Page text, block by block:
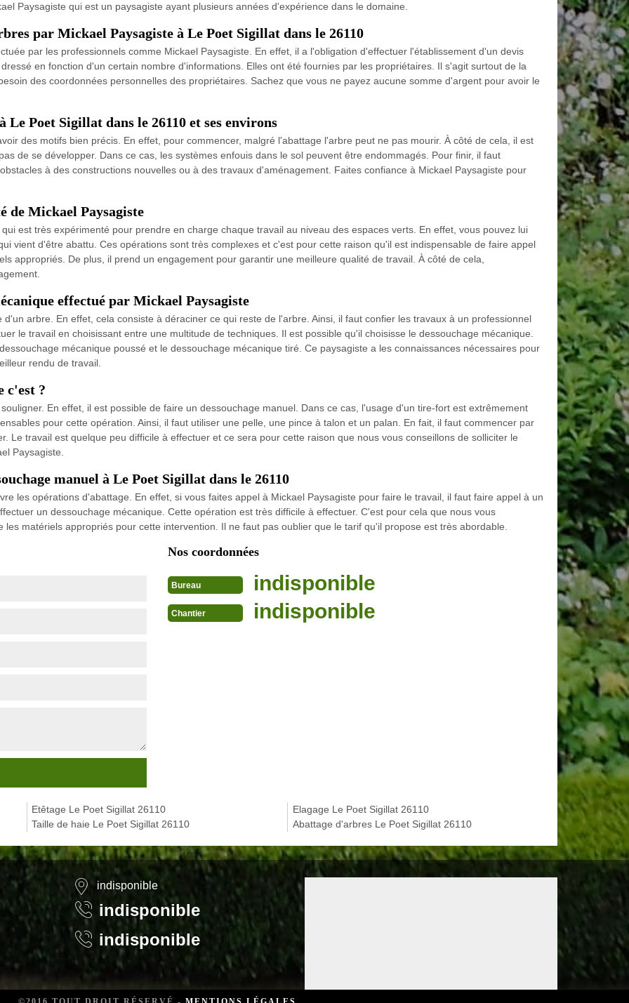
Paysagiste qui est un paysagiste ayant plusieurs années d'expérience dans le domaine.
par Mickael Paysagiste à Le Poet Sigillat dans le 26110
par les professionnels comme Mickael Paysagiste. En effet, il a l'obligation d'effectuer l'établissement d'un devis
en fonction d'un certain nombre d'informations. Elles ont été fournies par les propriétaires. Il s'agit surtout de la
des coordonnées personnelles des propriétaires. Sachez que vous ne payez aucune somme d'argent pour avoir le
Le Poet Sigillat dans le 26110 et ses environs
des motifs bien précis. En effet, pour commencer, malgré l'abattage l'arbre peut ne pas mourir. À côté de cela, il est
de se développer. Dans ce cas, les systèmes enfouis dans le sol peuvent être endommagés. Pour finir, il faut
à des constructions nouvelles ou à des travaux d'aménagement. Faites confiance à Mickael Paysagiste pour
de Mickael Paysagiste
est très expérimenté pour prendre en charge chaque travail au niveau des espaces verts. En effet, vous pouvez lui
vient d'être abattu. Ces opérations sont très complexes et c'est pour cette raison qu'il est indispensable de faire appel
appropriés. De plus, il prend un engagement pour garantir une meilleure qualité de travail. À côté de cela,
effectué par Mickael Paysagiste
arbre. En effet, cela consiste à déraciner ce qui reste de l'arbre. Ainsi, il faut confier les travaux à un professionnel
le travail en choisissant entre une multitude de techniques. Il est possible qu'il choisisse le dessouchage mécanique.
mécanique poussé et le dessouchage mécanique tiré. Ce paysagiste a les connaissances nécessaires pour
rendu de travail.
c'est ?
En effet, il est possible de faire un dessouchage manuel. Dans ce cas, l'usage d'un tire-fort est extrêmement
pour cette opération. Ainsi, il faut utiliser une pelle, une pince à talon et un palan. En fait, il faut commencer par
Le travail est quelque peu difficile à effectuer et ce sera pour cette raison que nous vous conseillons de solliciter le
Paysagiste.
manuel à Le Poet Sigillat dans le 26110
les opérations d'abattage. En effet, si vous faites appel à Mickael Paysagiste pour faire le travail, il faut faire appel à un
un dessouchage mécanique. Cette opération est très difficile à effectuer. C'est pour cela que nous vous
matériels appropriés pour cette intervention. Il ne faut pas oublier que le tarif qu'il propose est très abordable.
Nos coordonnées
Bureau indisponible
Chantier indisponible
Etêtage Le Poet Sigillat 26110
Taille de haie Le Poet Sigillat 26110
Elagage Le Poet Sigillat 26110
Abattage d'arbres Le Poet Sigillat 26110
indisponible
indisponible
indisponible